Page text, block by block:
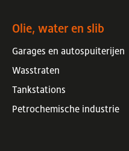
Olie, water en slib
Garages en autospuiterijen
Wasstraten
Tankstations
Petrochemische industrie